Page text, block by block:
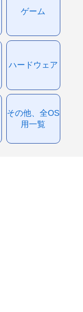
ゲーム
ハードウェア
その他、全OS
用一覧